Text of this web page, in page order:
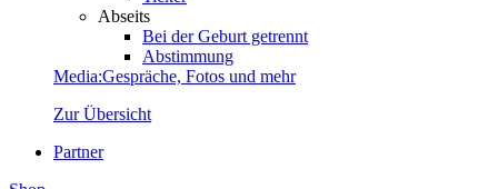
Abseits
Bei der Geburt getrennt
Abstimmung
Media:Gespräche, Fotos und mehr
Zur Übersicht
Partner